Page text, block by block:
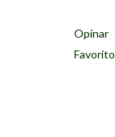
Opinar
Favorito